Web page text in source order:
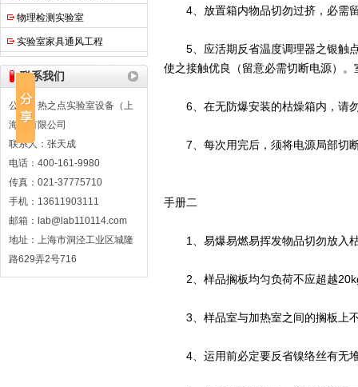
物理检测实验室
实验室家具通风工程
联系我们
公司：热之点实验室设备（上
海）有限公司
联系人：张天成
电话：400-161-9980
传真：021-37775710
手机：13611903111
邮箱：lab@lab110114.com
地址：上海市洞泾工业区城隆
路629弄2号716
4、放置箱内物品切勿过挤，必需留
5、应活期反省温度调理器之银触点
使之接触优良（留意必需切断电源）
6、在无防爆安装的枯燥箱内，请
7、每次用完后，须将电源局部切断
手册二
1、易爆易燃易挥发物品切勿放入
2、样品搁板均匀负荷不应超越
3、样品室与加热室之间的搁板上
4、运用前必定要反省镍络丝有无